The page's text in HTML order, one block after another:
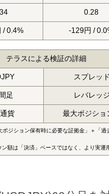
0.28
/ 0.4% -129円 /
テラスによる検証の詳細
スプレッ
足 レバレッ
貨 最大ポジショ
ジション保有時に必要な証拠金」＋「
額は「決済」ベースではなく、より実運